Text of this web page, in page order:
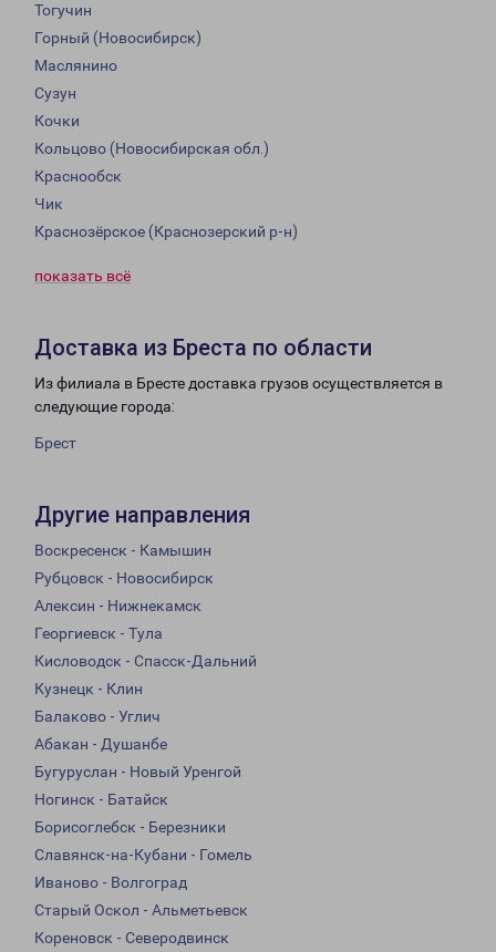
Тогучин
Горный (Новосибирск)
Маслянино
Сузун
Кочки
Кольцово (Новосибирская обл.)
Краснообск
Чик
Краснозёрское (Краснозерский р-н)
показать всё
Доставка из Бреста по области
Из филиала в Бресте доставка грузов осуществляется в
следующие города:
Брест
Другие направления
Воскресенск - Камышин
Рубцовск - Новосибирск
Алексин - Нижнекамск
Георгиевск - Тула
Кисловодск - Спасск-Дальний
Кузнецк - Клин
Балаково - Углич
Абакан - Душанбе
Бугуруслан - Новый Уренгой
Ногинск - Батайск
Борисоглебск - Березники
Славянск-на-Кубани - Гомель
Иваново - Волгоград
Старый Оскол - Альметьевск
Кореновск - Северодвинск